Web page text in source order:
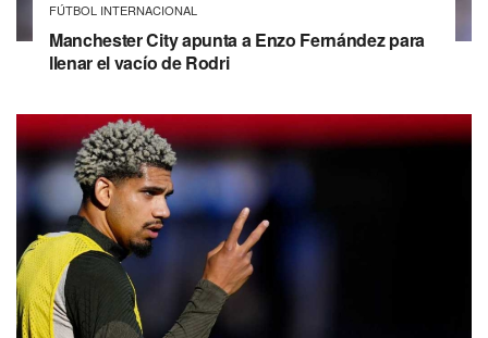
FÚTBOL INTERNACIONAL
Manchester City apunta a Enzo Fernández para
llenar el vacío de Rodri